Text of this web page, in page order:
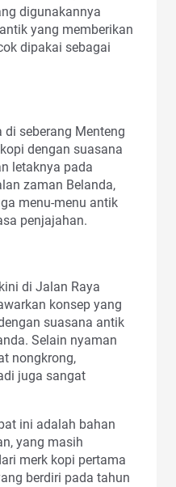
digunakannya
yang memberikan
dipakai sebagai
seberang Menteng
dengan suasana
letaknya pada
zaman Belanda,
menu-menu antik
penjajahan.
di Jalan Raya
konsep yang
suasana antik
Selain nyaman
nongkrong,
juga sangat
ini adalah bahan
yang masih
merk kopi pertama
berdiri pada tahun